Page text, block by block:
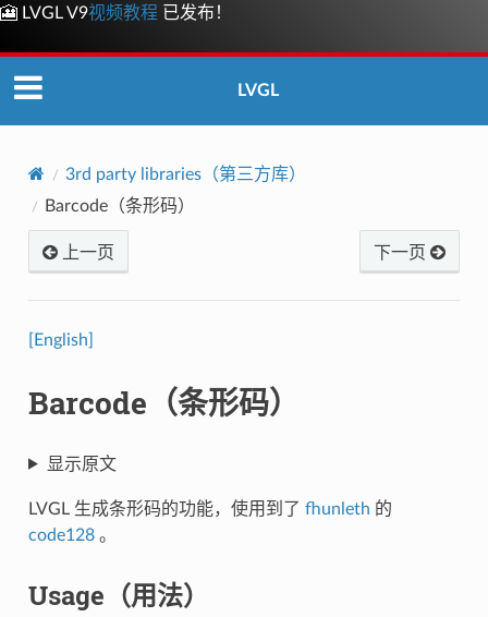
🎦 LVGL V9视频教程 已发布！
LVGL
3rd party libraries（第三方库）
Barcode（条形码）
上一页 下一页
[English]
Barcode（条形码）
显示原文
LVGL 生成条形码的功能，使用到了 fhunleth 的
code128。
Usage（用法）